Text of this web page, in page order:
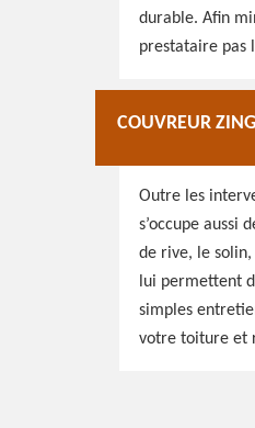
durable. Afin
prestataire pas
COUVREUR
Outre les
s’occupe aussi
de rive, le solin,
lui permettent
simples
votre toiture et